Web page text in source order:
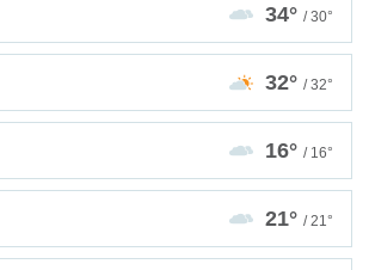
34° / 30°
32° / 32°
16° / 16°
21° / 21°